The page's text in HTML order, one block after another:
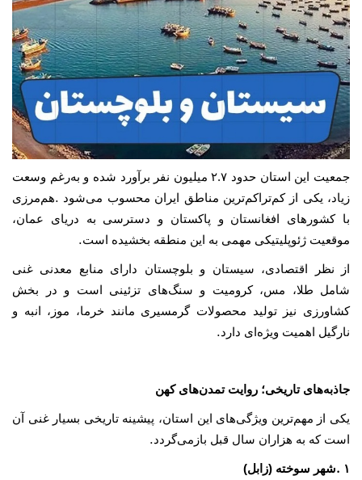
جمعیت این استان حدود ۲.۷میلیون نفر برآورد شده و به‌رغم وسعت
زیاد، یکی از کم‌تراکم‌ترین مناطق ایران محسوب می‌شود .هم‌مرزی
با کشورهای افغانستان و پاکستان و دسترسی به دریای عمان،
موقعیت ژئوپلیتیکی مهمی به این منطقه بخشیده است.
از نظر اقتصادی، سیستان و بلوچستان دارای منابع معدنی غنی
شامل طلا، مس، کرومیت و سنگ‌های تزئینی است و در بخش
کشاورزی نیز تولید محصولات گرمسیری مانند خرما، موز، انبه و
نارگیل اهمیت ویژه‌ای دارد.
جاذبه‌های تاریخی؛ روایت تمدن‌های کهن
یکی از مهم‌ترین ویژگی‌های این استان، پیشینه تاریخی بسیار غنی آن
است که به هزاران سال قبل بازمی‌گردد.
۱ .شهر سوخته (زابل)